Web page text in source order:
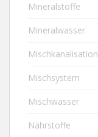
Mineralstoffe
Mineralwasser
Mischkanalisation
Mischsystem
Mischwasser
Nährstoffe